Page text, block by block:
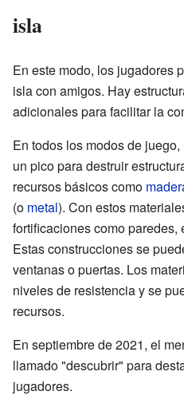
isla
En este modo, los jugadores
isla con amigos. Hay
adicionales para facilitar la
En todos los modos de
un pico para destruir
recursos básicos como
(o metal). Con estos
fortificaciones como paredes,
Estas construcciones se
ventanas o puertas. Los
niveles de resistencia y se
recursos.
En septiembre de 2021, el
llamado "descubrir" para
jugadores.